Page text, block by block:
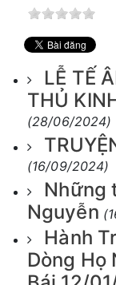
LỄ TẾ
THỦ
(28/06/2024)
(16/09/2024)
Những
Nguyễn
Hành
Dòng Họ